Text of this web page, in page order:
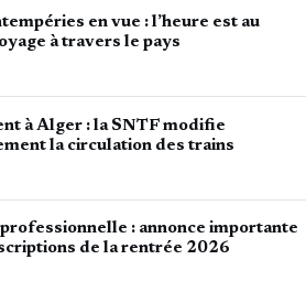
en vue : l’heure est au
à travers le pays
à Alger : la SNTF modifie
la circulation des trains
: annonce importante
de la rentrée 2026